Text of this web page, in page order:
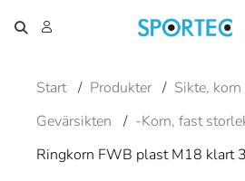
Start / Produkter / Sikte,
Gevärsikten
/ -Korn, fast
Ringkorn FWB plast M18 klart